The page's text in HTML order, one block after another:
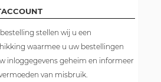
stellen wij u een
waarmee u uw bestellingen
inloggegevens geheim en informeer
van misbruik.